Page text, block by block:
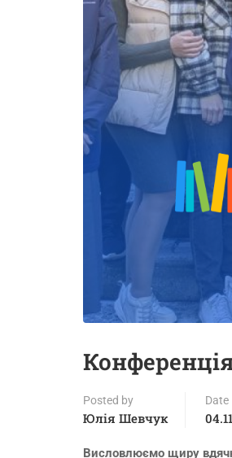
Posted by
Юлія Шевчук
Date
Висловлюємо щиру